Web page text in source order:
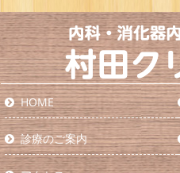
HOME
診療のご案内